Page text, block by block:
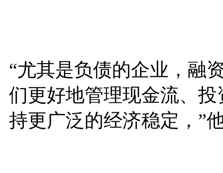
“尤其是负债的企业，融
们更好地管理现金流、
持更广泛的经济稳定，”